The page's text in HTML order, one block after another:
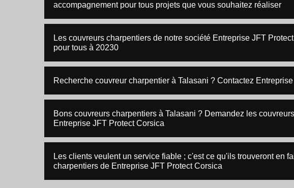
accompagnement pour tous projets que vous souhaitez réaliser
Les couvreurs charpentiers de notre société Entreprise JFT
pour tous à 20230
Recherche couvreur charpentier à Talasani ? Contactez
Bons couvreurs charpentiers à Talasani ? Demandez les
Entreprise JFT Protect Corsica
Les clients veulent un service fiable ; c'est ce qu'ils trouveront en
charpentiers de Entreprise JFT Protect Corsica